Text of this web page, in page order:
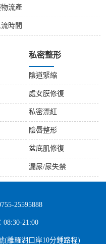
流產
時間
私密整形
陰道緊縮
處女膜修復
私密漂紅
陰唇整形
盆底肌修復
漏尿/尿失禁
25595888
21:00
(離羅湖口岸10分鍾路程)